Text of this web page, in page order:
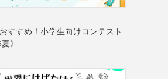
すすめ！小学生向けコンテスト
》